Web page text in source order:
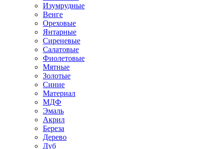
Изумрудные
Венге
Ореховые
Янтарные
Сиреневые
Салатовые
Фиолетовые
Мятные
Золотые
Синие
Материал
МДФ
Эмаль
Акрил
Береза
Дерево
Дуб